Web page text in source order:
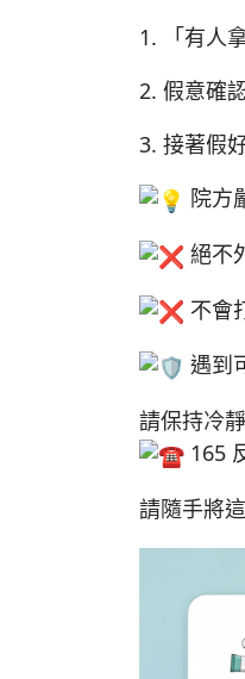
1. 「有人
2. 假意確
3. 接著假
院方
絕不
不會
遇到
請保持冷
165
請隨手將